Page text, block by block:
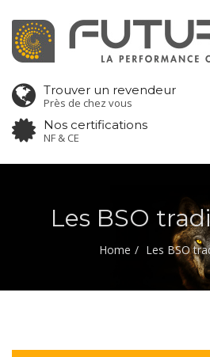
Trouver un revendeur
Près de chez vous
Nos certifications
NF & CE
Les BSO
Home Les BSO